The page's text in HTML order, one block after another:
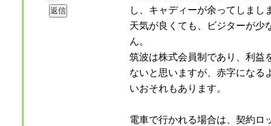
し、キャディーが余ってしまし
天気が良くても、ビジターが少
ん。
筑波は株式会員制であり、利益
ないと思いますが、赤字になる
いおそれもあります。
電車で行かれる場合は、契約ロ